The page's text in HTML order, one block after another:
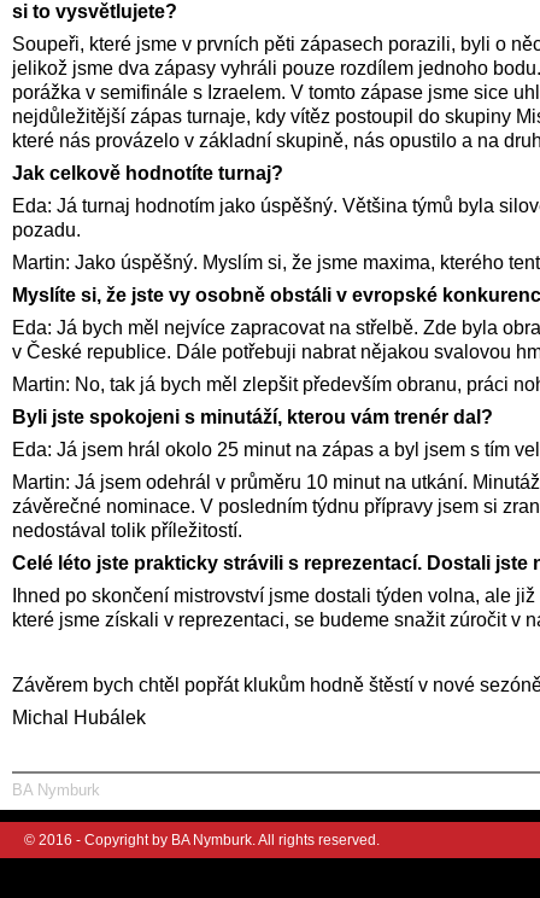
si to vysvětlujete?
Soupeři, které jsme v prvních pěti zápasech porazili, byli o
jelikož jsme dva zápasy vyhráli pouze rozdílem jednoho
porážka v semifinále s Izraelem. V tomto zápase jsme sice
nejdůležitější zápas turnaje, kdy vítěz postoupil do skupiny
které nás provázelo v základní skupině, nás opustilo a na
Jak celkově hodnotíte turnaj?
Eda: Já turnaj hodnotím jako úspěšný. Většina týmů byla
pozadu.
Martin: Jako úspěšný. Myslím si, že jsme maxima, kterého
Myslíte si, že jste vy osobně obstáli v evropské
Eda: Já bych měl nejvíce zapracovat na střelbě. Zde byla
v České republice. Dále potřebuji nabrat nějakou svalovou
Martin: No, tak já bych měl zlepšit především obranu, práci
Byli jste spokojeni s minutáží, kterou vám trenér dal?
Eda: Já jsem hrál okolo 25 minut na zápas a byl jsem s tím
Martin: Já jsem odehrál v průměru 10 minut na utkání.
závěrečné nominace. V posledním týdnu přípravy jsem si
nedostával tolik příležitostí.
Celé léto jste prakticky strávili s reprezentací. Dostali jste
Ihned po skončení mistrovství jsme dostali týden volna, ale
které jsme získali v reprezentaci, se budeme snažit zúročit v
Závěrem bych chtěl popřát klukům hodně štěstí v nové
Michal Hubálek
BA Nymburk
© 2016 - Copyright by BA Nymburk. All rights reserved.